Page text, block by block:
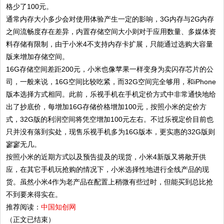
格少了100元。
通常内存大小多少会对使用体验产生一定的影响，3G内存与2G内存
之间流畅度存在差异，内置存储空间大小则对于应用数量、多媒体资
料存储有限制，由于小米4不支持内存卡扩展，只能通过选购大容量
版来增加存储空间。
16G存储空间差距200元，小米也像苹果一样变身为卖闪存芯片的公
司，一般来说，16G空间比较吃紧，而32G空间完全够用，和iPhone
版本选择方式相同。此前，乐视手机在手机定价方式中非常通快地给
出了抄底价，每增加16G存储价格增加100元，按照小米的定价方
式，32G版的利润空间将凭空增加100元左右。不过乐视定价目前也
只并没有落到实处，现售乐视手机多为16G版本，更实惠的32G版则
寥寥无几。
按照小米的近期方式以及预告提及的现货，小米4新版又将敞开供
应，在其它手机玩抢购的情况下，小米选择性地进行全线产品的现
货。虽然小米4作为老产品在配置上稍微有些过时，但能买到总比抢
不到要来得实在。
推荐阅读：中国知创网
（正文已结束）